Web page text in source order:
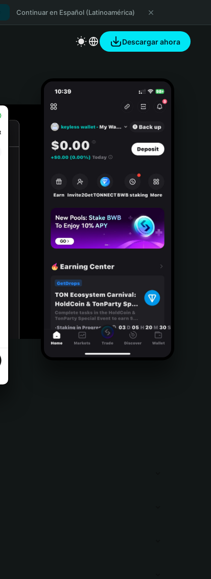
Continuar en Español (Latinoamérica)
Descargar ahora